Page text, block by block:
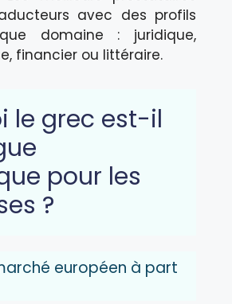
avec des profils
domaine : juridique,
financier ou littéraire.
le grec est-il
pour les
?
européen à part